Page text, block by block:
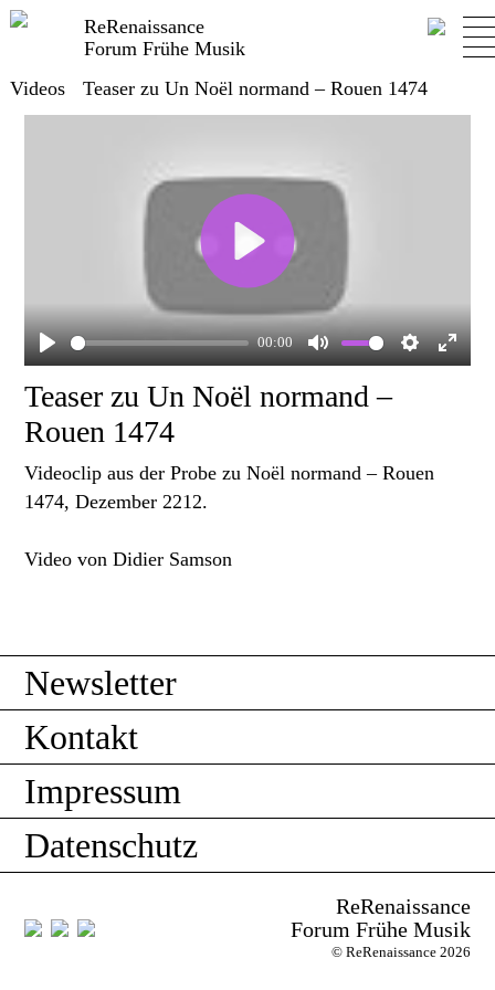
ReRenaissance
Forum Frühe Musik
Videos
Teaser zu Un Noël normand – Rouen 1474
Play
00:00
Mute Settings
Enter
Play
Teaser zu Un Noël normand –
Rouen 1474
Videoclip aus der Probe zu Noël normand – Rouen
1474, Dezember 2212.
Video von Didier Samson
Newsletter
Kontakt
Impressum
Datenschutz
ReRenaissance
Forum Frühe Musik
© ReRenaissance 2026